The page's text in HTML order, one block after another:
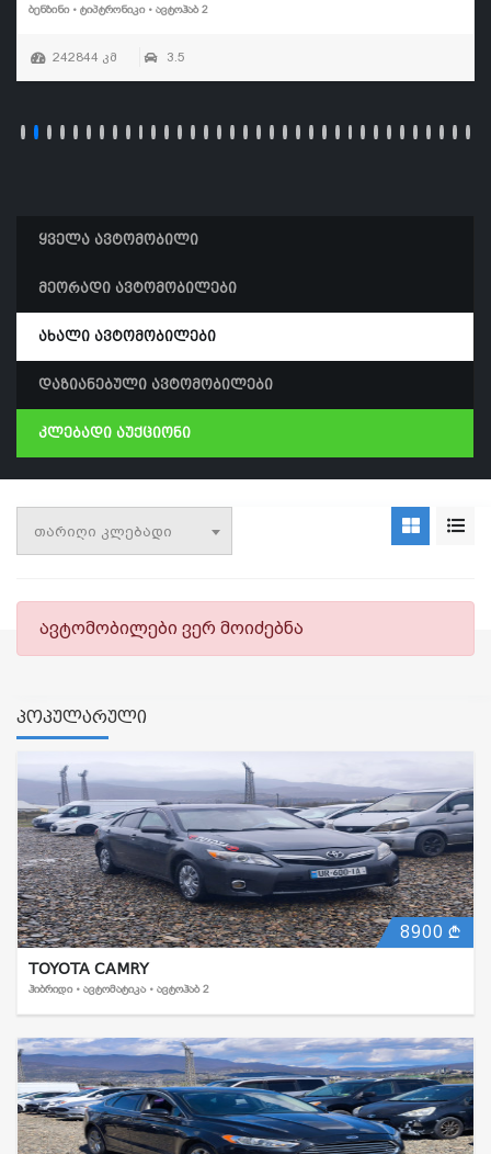
ᲑᲔᲜᲖᲘᲜᲘ • ᲢᲘᲞᲢᲠᲝᲜᲘᲙᲘ • ᲐᲕᲢᲝᲰᲐᲑ 2
242844 კმ 3.5
ყველა ავტომობილი
მეორადი ავტომობილები
ახალი ავტომობილები
დაზიანებული ავტომობილები
კლებადი აუქციონი
თარიღი კლებადი
ავტომობილები ვერ მოიძებნა
პოპულარული
8900
TOYOTA CAMRY
ᲰᲘᲑᲠᲘᲓᲘ • ᲐᲕᲢᲝᲛᲐᲢᲘᲙᲐ • ᲐᲕᲢᲝᲰᲐᲑ 2